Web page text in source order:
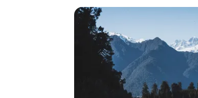
Encuentra una oficina